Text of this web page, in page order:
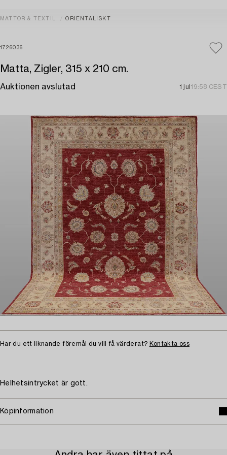
MATTOR & TEXTIL ORIENTALISKT
1726036
Matta, Zigler, 315 x 210 cm.
Auktionen avslutad 1 jul 19:58 CEST
Har du ett liknande föremål du vill få värderat? Kontakta oss
Helhetsintrycket är gott.
Köpinformation